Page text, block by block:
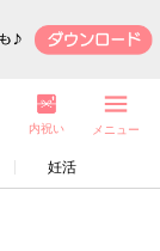
妊活
内祝い メニュー